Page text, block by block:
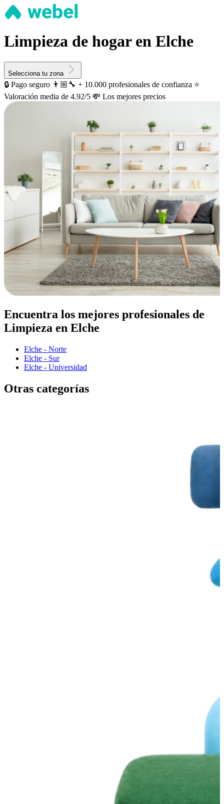
Limpieza de hogar en Elche
Selecciona tu zona
🔒 Pago seguro 👨🏼‍🔧 + 10.000 profesionales de confianza ⭐️
Valoración media de 4.92/5 💸 Los mejores precios
Encuentra los mejores profesionales de
Limpieza en Elche
Elche - Norte
Elche - Sur
Elche - Universidad
Otras categorías